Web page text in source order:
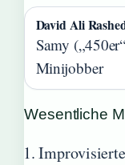
David Ali
Samy
Minijobber
Wesentliche